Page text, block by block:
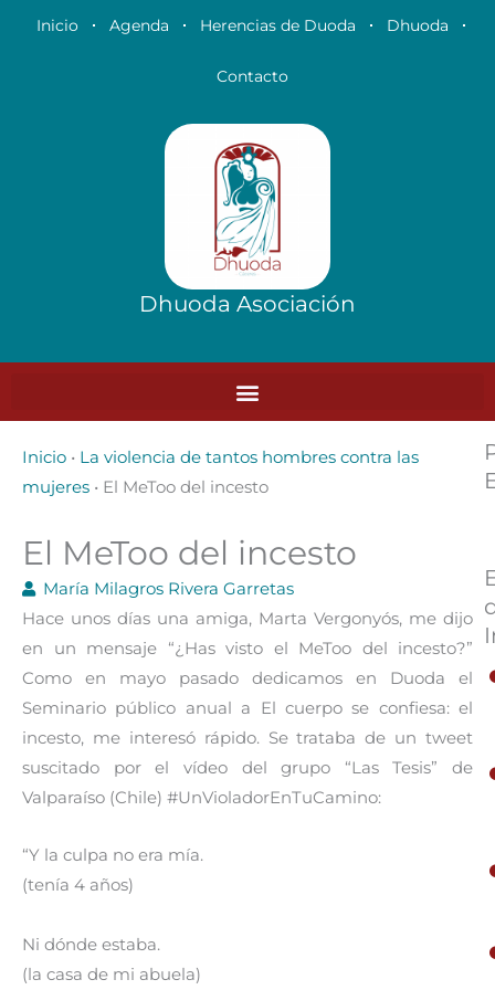
Inicio Agenda Herencias de Duoda Dhuoda
Contacto
Dhuoda Asociación
Inicio • La violencia de tantos hombres contra las
mujeres • El MeToo del incesto
El MeToo del incesto
María Milagros Rivera Garretas
Hace unos días una amiga, Marta Vergonyós, me dijo
en un mensaje “¿Has visto el MeToo del incesto?”
Como en mayo pasado dedicamos en Duoda el
Seminario público anual a El cuerpo se confiesa: el
incesto, me interesó rápido. Se trataba de un tweet
suscitado por el vídeo del grupo “Las Tesis” de
Valparaíso (Chile) #UnVioladorEnTuCamino:
“Y la culpa no era mía.
(tenía 4 años)
Ni dónde estaba.
(la casa de mi abuela)